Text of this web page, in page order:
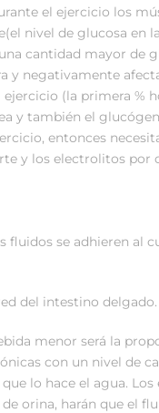
el ejercicio los
nivel de glucosa en
cantidad mayor de
y negativamente
(la primera %
y también el
entonces
y los electrolitos por
fluidos se adhieren al
del intestino delgado.
menor será la
con un nivel de
lo hace el agua.
orina, harán que el